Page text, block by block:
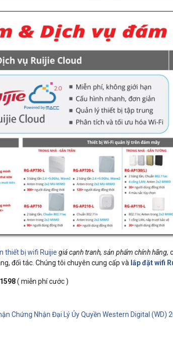
thiết bị wifi Ruijie giá cạnh tranh, sản phẩm chính hãng,
đối tác. Chúng tôi chuyên cung cấp và lắp đặt wifi
( miễn phí cước )
Chứng Nhận Đại Lý Ủy Quyền Western Digital (WD)